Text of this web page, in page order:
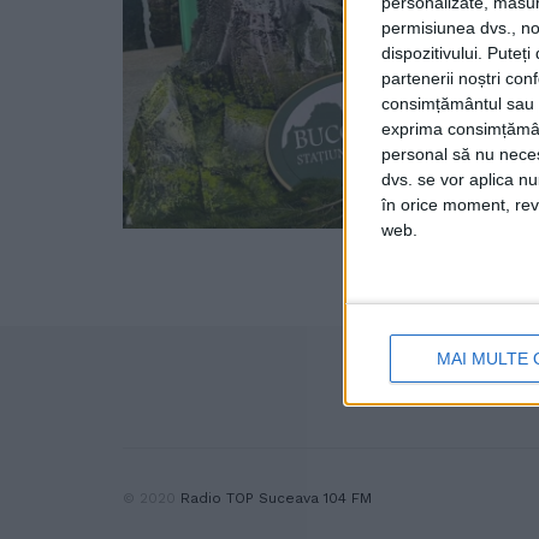
permisiunea dvs.,
dispozitivului. Puteți
partenerii noștri
consimțământul
exprima
personal să nu
dvs. se vor aplica
în orice moment,
web.
MAI MULTE
Radio TOP Suceava 104 FM